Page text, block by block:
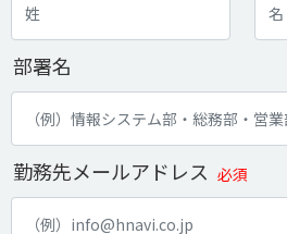
部署名
勤務先メールアドレス 必須